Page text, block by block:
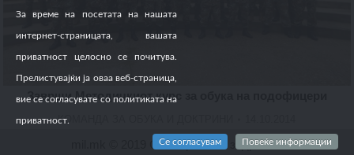
Заврши Методичкиот курс за обука на подофицери
КОМАНДА ЗА ОБУКА И ДОКТРИНИ
mil.mk © 2019 Сите права се задржани
За време на посетата на нашата
интернет-страницата, вашата
приватност целосно се почитува.
Прелистувајќи ја оваа веб-страница,
вие се согласувате со политиката на
приватност.
Се согласувам Повеќе информации